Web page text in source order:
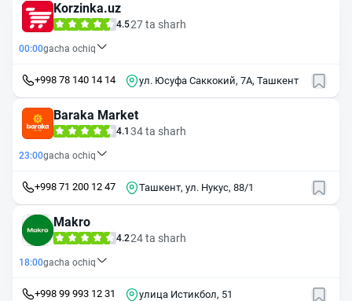
Korzinka.uz
4.527 ta sharh
00:00gacha ochiq
+998 78 140 14 14 ул. Юсуфа Саккокий, 7А, Ташкент
Baraka Market
4.1 34 ta sharh
23:00gacha ochiq
+998 71 200 12 47 Ташкент, ул. Нукус, 88/1
Makro
4.224 ta sharh
18:00gacha ochiq
+998 99 993 12 31 улица Истикбол, 51